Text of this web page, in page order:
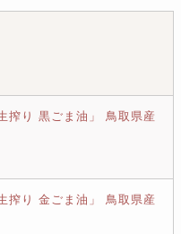
搾り 黒ごま油」 鳥取県産
搾り 金ごま油」 鳥取県産